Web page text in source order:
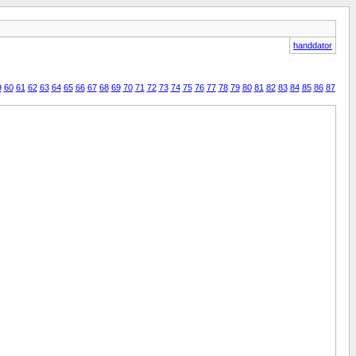
handdator
60 61 62 63 64 65 66 67 68 69 70 71 72 73 74 75 76 77 78 79 80 81 82 83 84 85 86 87